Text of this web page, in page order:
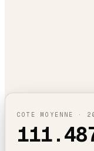
COTE MOYENNE ·